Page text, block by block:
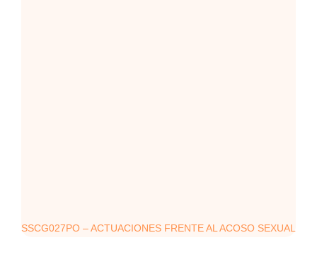
SSCG027PO – ACTUACIONES FRENTE AL ACOSO SEXUAL